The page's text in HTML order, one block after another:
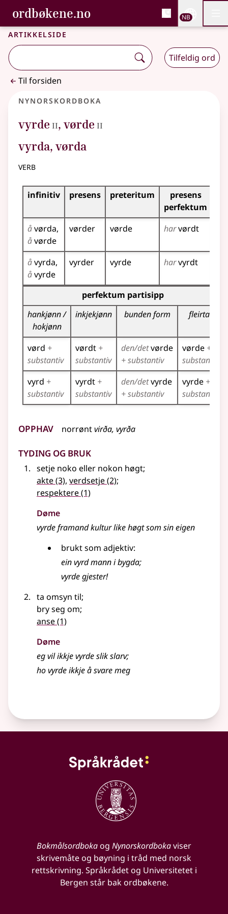
Gå til hovedinnhold
Tilgjengelighet
ordbøkene.no, Bokmålsordboka og
Bokmålsordboka og Nynorskordboka
NB
Artikkelside
Tilfeldig ord
Til forsiden
Nynorskordboka
vyrde 2
II, vørde 2
II
vyrda, vørda
verb
Bøyningstabell for dette verbet
infinitiv presens preteritum
presens
perfektum
åvørda
åvørde
vørder vørde harvørdt
åvyrda
åvyrde
vyrder vyrde harvyrdt
Bøyningstabell for dette verbet (partisippformer)
perfektum partisipp
hankjønn /
hokjønn
inkjekjønn bunden form fleirtal
vørd +
substantiv
vørdt +
substantiv
den/detvørde
+ substantiv
vørde +
substantiv
vyrd +
substantiv
vyrdt +
substantiv
den/detvyrde
+ substantiv
vyrde +
substantiv
Opphav norrøntvirða, vyrða
Tyding og bruk
setje noko eller nokon høgt;
akte(3), verdsetje(2);
respektere(1)
Døme
vyrdeframand kultur like høgt som sin eigen
brukt som adjektiv:
ein vyrd mann i bygda;
vyrde gjester!
ta omsyn til;
bry seg om;
anse(1)
Døme
eg vil ikkjevyrdeslik slarv;
ho vyrde ikkje å svare meg
Bokmålsordbokaog Nynorskordbokaviser
skrivemåte og bøyning i tråd med norsk
rettskrivning. Språkrådet og Universitetet i
Bergen står bak ordbøkene.